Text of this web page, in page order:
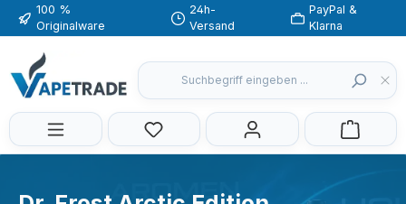
Zum Hauptinhalt springen
100 %
Originalware
24h-
Versand
PayPal &
Klarna
Du hast 0 Produkte auf dem